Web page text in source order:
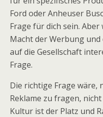
Ford oder Anheuser
Frage für dich sein.
Macht der Werbung
auf die Gesellschaft
Frage.
Die richtige Frage wäre,
Reklame zu fragen,
Kultur ist der Platz und